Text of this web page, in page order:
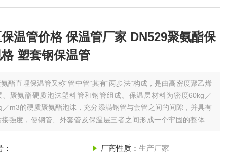
温管价格 保温管厂家 DN529聚氨酯保
塑套钢保温管
酯直埋保温管又称“管中管“其有“两步法“构成，是由高密度聚乙烯
、聚氨酯硬质泡沫塑料管和钢管组成。保温层材料为密度60kg／
／m3的硬质聚氨酯泡沫，充分添满钢管与套管之间的间隙，并具有
强度，使钢管、外套管及保温层三者之间形成一个牢固的整体。
厂商性质： 生产厂家